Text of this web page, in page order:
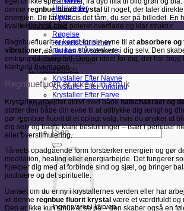
Halskæder
Ringe
RENSELSE
Røgelse
Renselsestilbehør
Guides & Workbooks
Personligt krystalsæt
Krystalleksikon
Krystaller Efter Navne
Krystaller Efter Virkning
Krystaller Efter Farve
Artikler
Søg
efter:
Ingen varer i kurven.
denne regnbue fluorit krystal til noget, der taler
energien. Du får præcis det tårn, du ser på billedet. En
kvalitetskrystal med poleret overflade og klar struktur.
Regnbuefluorit er kendt for sin evne til atabsorbere
vibrationer, så du kan stå stærkere i dig selv. Den
omkring dit energifelt. Den er ideel for dig, der har brug
klarhed i hverdagen.
Regnbuefluorit er ikke kun smuk
Krystallen arbejder aktivt med både halschakraet og
støtter den både din evne til at udtrykke dig ærligt og
gør regnbue fluorit til et oplagt valg, hvis du ønsker at
dig selv og træffe klare beslutninger – især i perioder
eller overstimulering.
Tårnets opadgående form forstærker energien og gør
meditation, healing eller energiarbejde. Det fungerer
hjælper dig med at forbinde sind og sjæl, og bringer
jordnære og det spirituelle.
Uanset om du er ny i krystallernes verden eller har
vil denne regnbue fluorit krystal være et værdifuldt og
Den er ikke kun smuk at se på – den skaber også en